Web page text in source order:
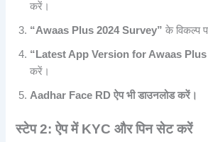
करें।
“Awaas Plus 2024 Survey” के विकल्प
“Latest App Version for Awaas Plus
करें।
Aadhar Face RD ऐप भी डाउनलोड करें।
स्टेप 2: ऐप में KYC और पिन सेट करें